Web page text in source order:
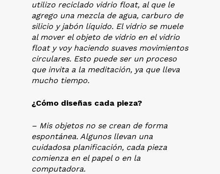
utilizo reciclado vidrio float, al que le
agrego una mezcla de agua, carburo de
silicio y jabón líquido. El vidrio se muele
al mover el objeto de vidrio en el vidrio
float y voy haciendo suaves movimientos
circulares. Esto puede ser un proceso
que invita a la meditación, ya que lleva
mucho tiempo.
¿Cómo diseñas cada pieza?
– Mis objetos no se crean de forma
espontánea. Algunos llevan una
cuidadosa planificación, cada pieza
comienza en el papel o en la
computadora.